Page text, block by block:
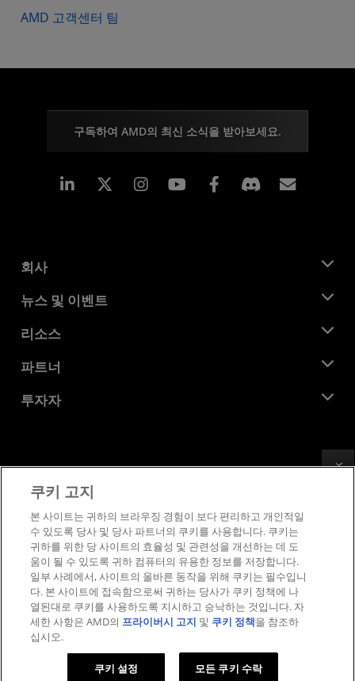
AMD 고객센터 팀
구독하여 AMD의 최신 소식을 받아보세요.
Linkedin Instagram Facebook
회사
AMD 소개
기업의 사회적 책임
채용
문의하기
뉴스 및 이벤트
뉴스룸
미디어 라이브러리
리소스
개발자 센트럴
사례 연구
파트너
AMD 파트너 허브
투자자
이사위원회
거버넌스 문서
SEC 신고서
상표
공급망 투명성
공정 및 공개 경쟁
영국 세금 전략
쿠키 정책
쿠키 설정
쿠키 고지
본 사이트는 귀하의 브라우징 경험이 보다 편리하고 개인적일
수 있도록 당사 및 당사 파트너의 쿠키를 사용합니다. 쿠키는
귀하를 위한 당 사이트의 효율성 및 관련성을 개선하는 데 도
움이 될 수 있도록 귀하 컴퓨터의 유용한 정보를 저장합니다.
일부 사례에서, 사이트의 올바른 동작을 위해 쿠키는 필수입니
다. 본 사이트에 접속함으로써 귀하는 당사가 쿠키 정책에 나
열된대로 쿠키를 사용하도록 지시하고 승낙하는 것입니다. 자
세한 사항은 AMD의 프라이버시 고지 및 쿠키 정책을 참조하
십시오.
쿠키 설정 모든 쿠키 수락